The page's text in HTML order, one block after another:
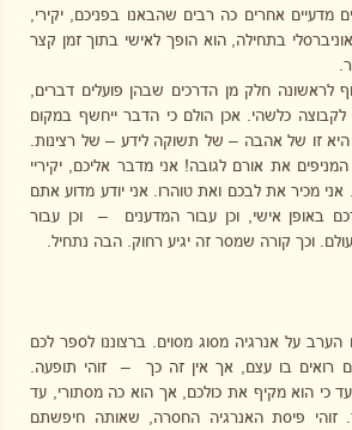
מדעיים אחרים כה רבים שהבאנו בפניכם, יקירי,
בתחילה, הוא הופך לאישי בתוך זמן קצר
לראשונה חלק מן הדרכים שבהן פועלים דברים,
לקבוצה כלשהי. אכן הולם כי הדבר ייחשף במקום
היא זו של אהבה – של תשוקה לידע – של רצינות.
את אורם לגובה! אני מדבר אליכם, יקיריי
מכיר את לבכם ואת טוהרו. אני יודע מדוע אתם
באופן אישי, וכן עבור המדענים
–
וכן עבור
וכך קורה שמסר זה יגיע רחוק. הבה נתחיל.
הערב על אנרגיה מסוג מסוים. ברצוננו לספר לכם
בו עצם, אך אין זה כך
–
זוהי תופעה.
כי הוא מקיף את כולכם, אך הוא כה מסתורי, עד
זוהי פיסת האנרגיה החסרה, שאותה חיפשתם